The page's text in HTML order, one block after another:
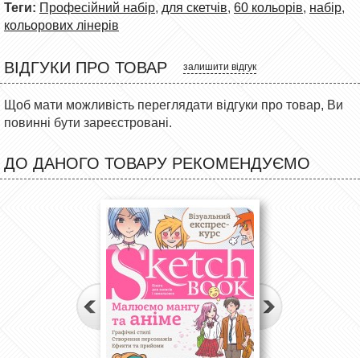
Теги: Професійний набір, для скетчів, 60 кольорів, набір,
кольорових лінерів
ВІДГУКИ ПРО ТОВАР залишити відгук
Щоб мати можливість переглядати відгуки про товар, Ви
повинні бути зареєстровані.
ДО ДАНОГО ТОВАРУ РЕКОМЕНДУЄМО